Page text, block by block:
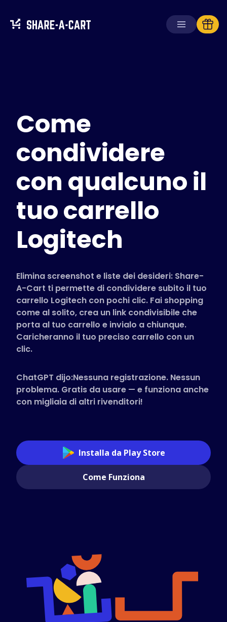
Per consumatori
Per scuole
Per aziende
Ottieni Plus+
Accedi
Negozi Supportati
Italiano (Italian)
Come
condividere
con qualcuno il
tuo carrello
Logitech
Elimina screenshot e liste dei desideri: Share-
A-Cart ti permette di condividere subito il tuo
carrello Logitech con pochi clic. Fai shopping
come al solito, crea un link condivisibile che
porta al tuo carrello e invialo a chiunque.
Caricheranno il tuo preciso carrello con un
clic.
ChatGPT dijo:Nessuna registrazione. Nessun
problema. Gratis da usare — e funziona anche
con migliaia di altri rivenditori!
Installa da Play Store
Come Funziona